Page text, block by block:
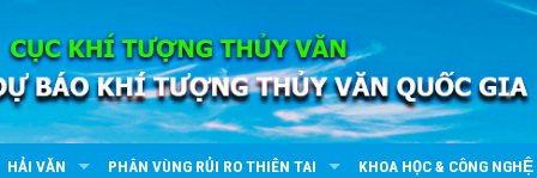
HẢI VĂN PHÂN VÙNG RỦI RO THIÊN TAI KHOA HỌC & CÔNG NGHỆ